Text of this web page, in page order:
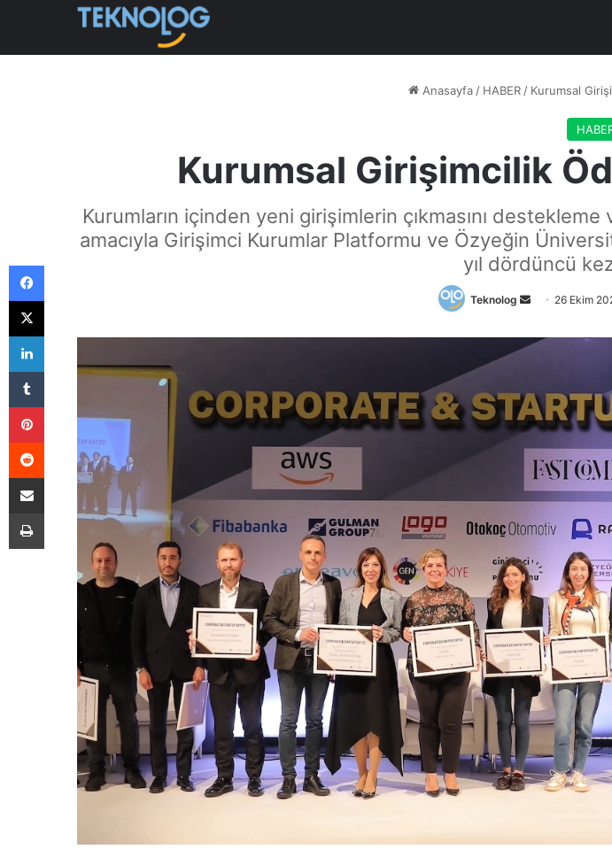
Anasayfa / HABER / Kurumsal
Kurumsal Girişimcilik
Kurumların içinden yeni girişimlerin çıkmasını
amacıyla Girişimci Kurumlar Platformu ve Özyeğin
yıl dördüncü
Teknolog
Bir
posta
26 Ekim
Facebook
X
LinkedIn
Tumblr
Pinterest
Reddit
E-Posta ile paylaş